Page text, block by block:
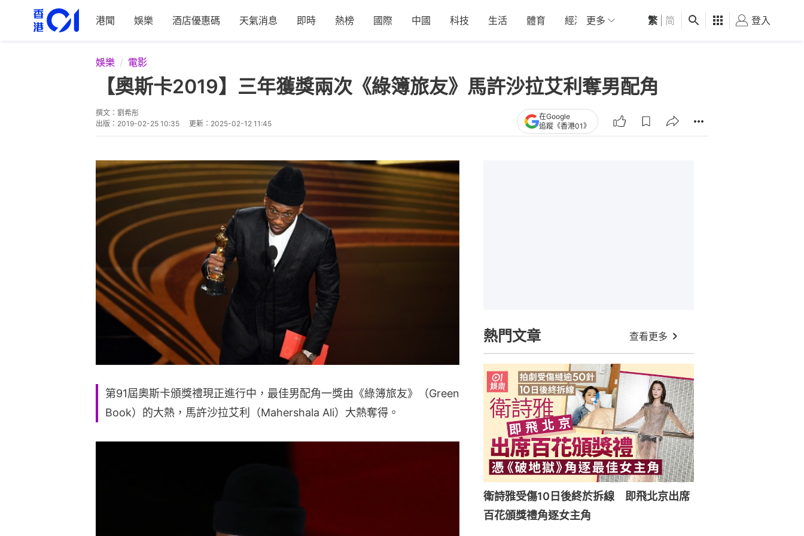
港聞 娛樂 酒店優惠碼 天氣消息 即時 熱榜 國際 中國 科技 生活 體育 經濟 01深圳 觀點 健康 好食玩飛
更多 繁 简 登入
娛樂 電影
【奧斯卡2019】三年獲獎兩次《綠簿旅友》馬許沙拉艾利奪男配角
撰文： 劉希彤
出版： 2019-02-25 10:35 更新： 2025-02-12 11:45
在Google
追蹤《香港01》
第91屆奧斯卡頒獎禮現正進行中，最佳男配角一獎由《綠簿旅友》（Green
Book）的大熱，馬許沙拉艾利（Mahershala Ali）大熱奪得。
熱門文章 查看更多
衛詩雅受傷10日後終於拆線 即飛北京出席
百花頒獎禮角逐女主角